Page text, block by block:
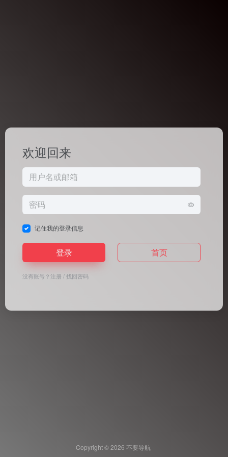
欢迎回来
记住我的登录信息
登录 首页
没有账号？注册 /找回密码
Copyright © 2026 不要导航